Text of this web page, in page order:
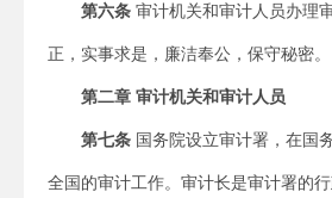
第六条 审计机关和审计人员办理
正，实事求是，廉洁奉公，保守秘密。
第二章 审计机关和审计人员
第七条 国务院设立审计署，在国
全国的审计工作。审计长是审计署的行